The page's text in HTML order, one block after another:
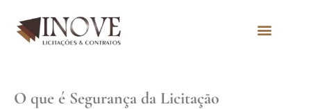
O que é Segurança da Licitação